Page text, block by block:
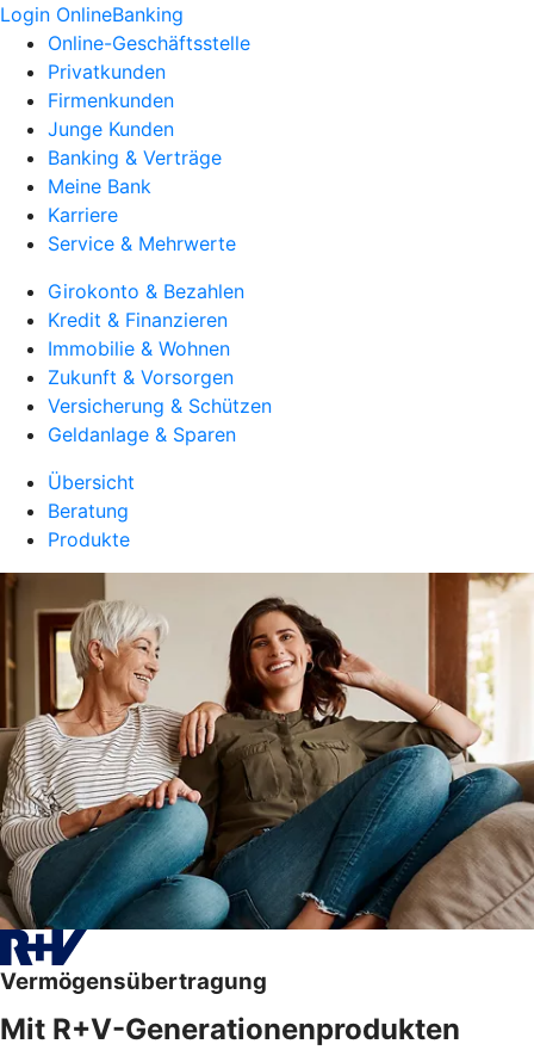
Login OnlineBanking
Online-Geschäftsstelle
Privatkunden
Firmenkunden
Junge Kunden
Banking & Verträge
Meine Bank
Karriere
Service & Mehrwerte
Girokonto & Bezahlen
Kredit & Finanzieren
Immobilie & Wohnen
Zukunft & Vorsorgen
Versicherung & Schützen
Geldanlage & Sparen
Übersicht
Beratung
Produkte
Vermögensübertragung
Mit R+V-Generationenprodukten